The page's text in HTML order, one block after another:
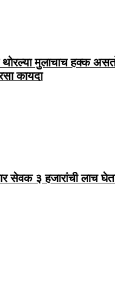
थोरल्या मुलाचाच हक्क
कायदा
सेवक ३ हजारांची लाच